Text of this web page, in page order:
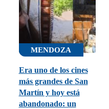
MENDOZA
Era uno de los cines
más grandes de San
Martín y hoy está
abandonado: un